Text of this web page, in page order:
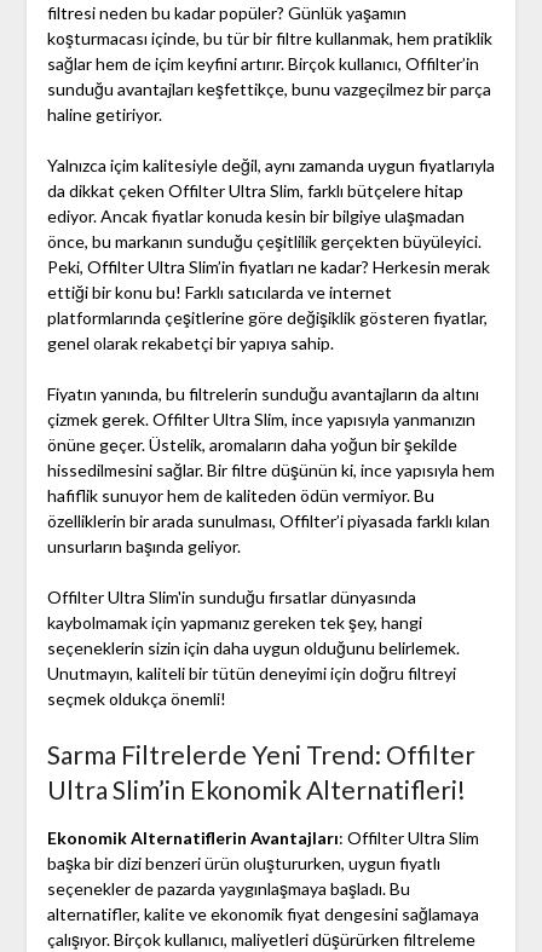
filtresi neden bu kadar popüler? Günlük yaşamın
koşturmacası içinde, bu tür bir filtre kullanmak, hem pratiklik
sağlar hem de içim keyfini artırır. Birçok kullanıcı, Offilter’in
sunduğu avantajları keşfettikçe, bunu vazgeçilmez bir parça
haline getiriyor.
Yalnızca içim kalitesiyle değil, aynı zamanda uygun fiyatlarıyla
da dikkat çeken Offilter Ultra Slim, farklı bütçelere hitap
ediyor. Ancak fiyatlar konuda kesin bir bilgiye ulaşmadan
önce, bu markanın sunduğu çeşitlilik gerçekten büyüleyici.
Peki, Offilter Ultra Slim’in fiyatları ne kadar? Herkesin merak
ettiği bir konu bu! Farklı satıcılarda ve internet
platformlarında çeşitlerine göre değişiklik gösteren fiyatlar,
genel olarak rekabetçi bir yapıya sahip.
Fiyatın yanında, bu filtrelerin sunduğu avantajların da altını
çizmek gerek. Offilter Ultra Slim, ince yapısıyla yanmanızın
önüne geçer. Üstelik, aromaların daha yoğun bir şekilde
hissedilmesini sağlar. Bir filtre düşünün ki, ince yapısıyla hem
hafiflik sunuyor hem de kaliteden ödün vermiyor. Bu
özelliklerin bir arada sunulması, Offilter’i piyasada farklı kılan
unsurların başında geliyor.
Offilter Ultra Slim'in sunduğu fırsatlar dünyasında
kaybolmamak için yapmanız gereken tek şey, hangi
seçeneklerin sizin için daha uygun olduğunu belirlemek.
Unutmayın, kaliteli bir tütün deneyimi için doğru filtreyi
seçmek oldukça önemli!
Sarma Filtrelerde Yeni Trend: Offilter
Ultra Slim’in Ekonomik Alternatifleri!
Ekonomik Alternatiflerin Avantajları: Offilter Ultra Slim
başka bir dizi benzeri ürün oluştururken, uygun fiyatlı
seçenekler de pazarda yaygınlaşmaya başladı. Bu
alternatifler, kalite ve ekonomik fiyat dengesini sağlamaya
çalışıyor. Birçok kullanıcı, maliyetleri düşürürken filtreleme